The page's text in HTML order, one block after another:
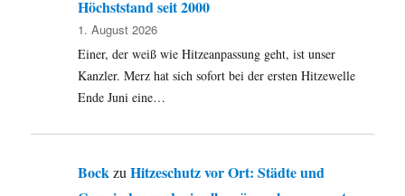
Höchststand seit 2000
1. August 2026
Einer, der weiß wie Hitzeanpassung geht, ist unser
Kanzler. Merz hat sich sofort bei der ersten Hitzewelle
Ende Juni eine…
BockzuHitzeschutz vor Ort: Städte und